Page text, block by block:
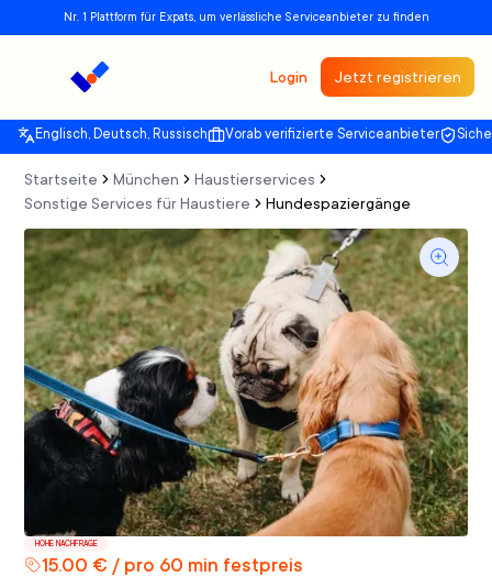
Nr. 1 Plattform für Expats, um verlässliche Serviceanbieter zu finden
Login Jetzt registrieren
Englisch, Deutsch, Russisch Vorab verifizierte Serviceanbieter
Startseite München
Haustierservices
Sonstige Services für Haustiere
Hundespaziergänge
HOHE NACHFRAGE
15.00 € / pro 60 min festpreis